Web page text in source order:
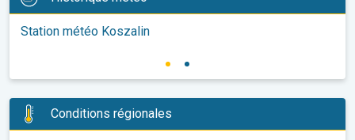
Station météo Koszalin
Conditions régionales